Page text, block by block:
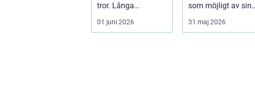
tror. Långa
arbetsdagar på
hårda golv, ...
01 juni 2026
som möjligt av sin
funktion, energi och
trygghet...
31 maj 2026